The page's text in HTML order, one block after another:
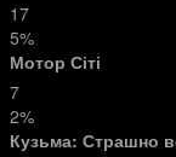
17
5%
Мотор Сіті
7
2%
Кузьма: Страшно